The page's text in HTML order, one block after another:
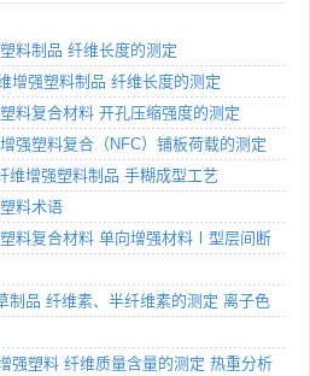
料制品 纤维长度的测定
增强塑料制品 纤维长度的测定
料复合材料 开孔压缩强度的测定
强塑料复合（NFC）铺板荷载的测定
维增强塑料制品 手糊成型工艺
料术语
料复合材料 单向增强材料Ⅰ型层间断
制品 纤维素、半纤维素的测定 离子色
强塑料 纤维质量含量的测定 热重分析